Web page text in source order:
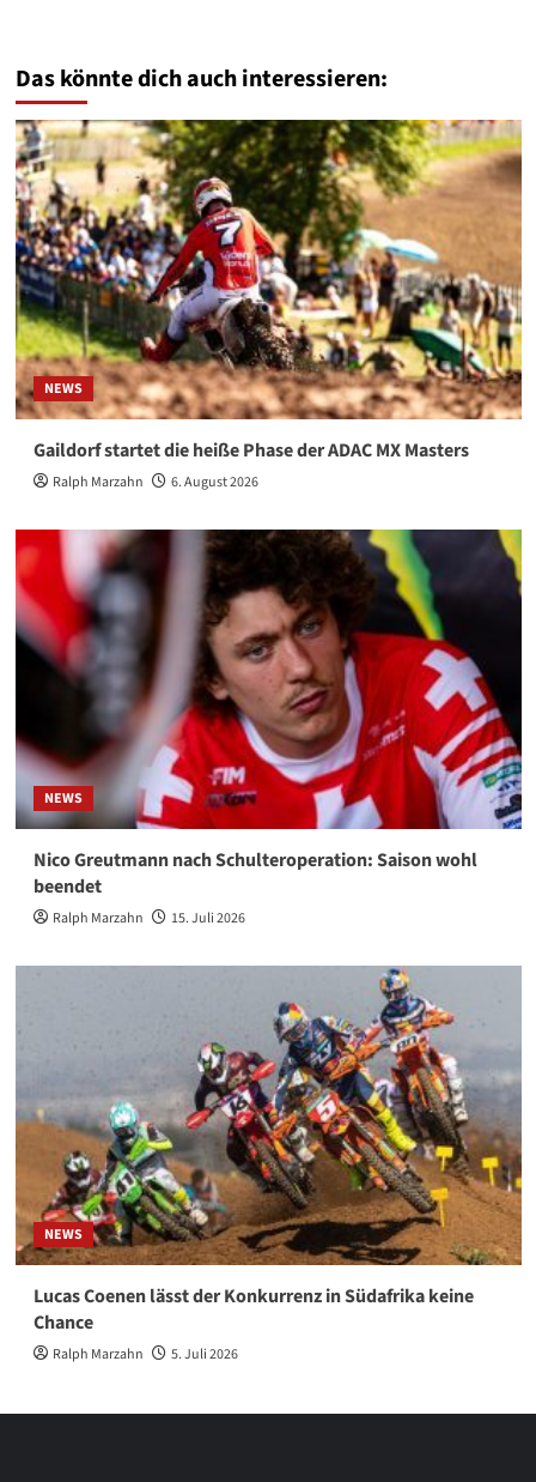
Das könnte dich auch interessieren:
NEWS
Gaildorf startet die heiße Phase der ADAC MX Masters
Ralph Marzahn 6. August 2026
NEWS
Nico Greutmann nach Schulteroperation: Saison wohl
beendet
Ralph Marzahn 15. Juli 2026
NEWS
Lucas Coenen lässt der Konkurrenz in Südafrika keine
Chance
Ralph Marzahn 5. Juli 2026